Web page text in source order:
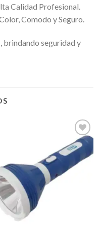
Calidad Profesional.
Comodo y Seguro.
brindando seguridad y
Añadir
a la